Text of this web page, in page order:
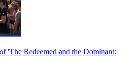
'The Redeemed and the Dominant: